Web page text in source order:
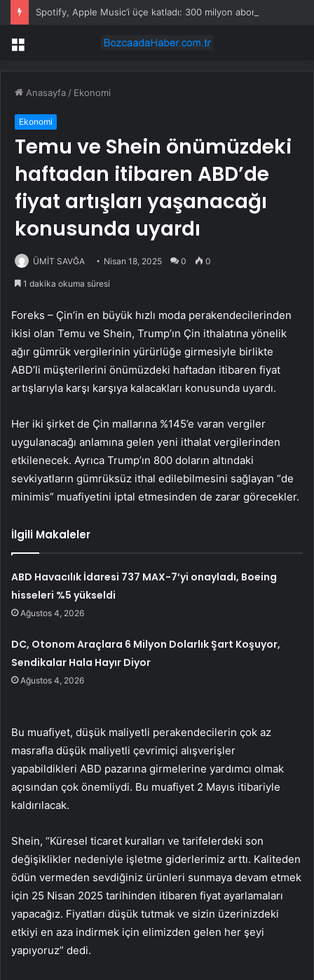
Menü
Anasayfa / Ekonomi
Ekonomi
Temu ve Shein önümüzdeki
haftadan itibaren ABD’de
fiyat artışları yaşanacağı
konusunda uyardı
ÜMİT SAVĞA Nisan 18, 2025 0 0
1 dakika okuma süresi
Foreks – Çin’in en büyük hızlı moda perakendecilerinden
ikisi olan Temu ve Shein, Trump’ın Çin ithalatına yönelik
ağır gümrük vergilerinin yürürlüğe girmesiyle birlikte
ABD’li müşterilerini önümüzdeki haftadan itibaren fiyat
artışlarıyla karşı karşıya kalacakları konusunda uyardı.
Her iki şirket de Çin mallarına %145’e varan vergiler
uygulanacağı anlamına gelen yeni ithalat vergilerinden
etkilenecek. Ayrıca Trump’ın 800 doların altındaki
sevkiyatların gümrüksüz ithal edilebilmesini sağlayan “de
minimis” muafiyetini iptal etmesinden de zarar görecekler.
İlgili Makaleler
ABD Havacılık İdaresi 737 MAX-7’yi onayladı, Boeing
hisseleri %5 yükseldi
Ağustos 4, 2026
DC, Otonom Araçlara 6 Milyon Dolarlık Şart Koşuyor,
Sendikalar Hala Hayır Diyor
Ağustos 4, 2026
Bu muafiyet, düşük maliyetli perakendecilerin çok az
masrafla düşük maliyetli çevrimiçi alışverişler
yapabildikleri ABD pazarına girmelerine yardımcı olmak
açısından çok önemliydi. Bu muafiyet 2 Mayıs itibariyle
kaldırılacak.
Shein, “Küresel ticaret kuralları ve tarifelerdeki son
değişiklikler nedeniyle işletme giderlerimiz arttı. Kaliteden
ödün vermeden sevdiğiniz ürünleri sunmaya devam etmek
için 25 Nisan 2025 tarihinden itibaren fiyat ayarlamaları
yapacağız. Fiyatları düşük tutmak ve sizin üzerinizdeki
etkiyi en aza indirmek için elimizden gelen her şeyi
yapıyoruz” dedi.